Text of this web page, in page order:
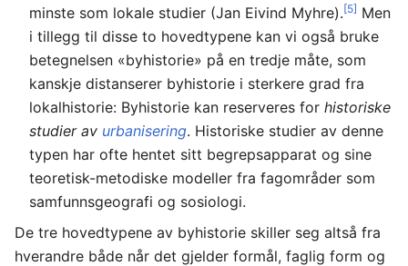
minste som lokale studier (Jan Eivind Myhre).[5] Men
i tillegg til disse to hovedtypene kan vi også bruke
betegnelsen «byhistorie» på en tredje måte, som
kanskje distanserer byhistorie i sterkere grad fra
lokalhistorie: Byhistorie kan reserveres for historiske
studier av urbanisering. Historiske studier av denne
typen har ofte hentet sitt begrepsapparat og sine
teoretisk-metodiske modeller fra fagområder som
samfunnsgeografi og sosiologi.
De tre hovedtypene av byhistorie skiller seg altså fra
hverandre både når det gjelder formål, faglig form og